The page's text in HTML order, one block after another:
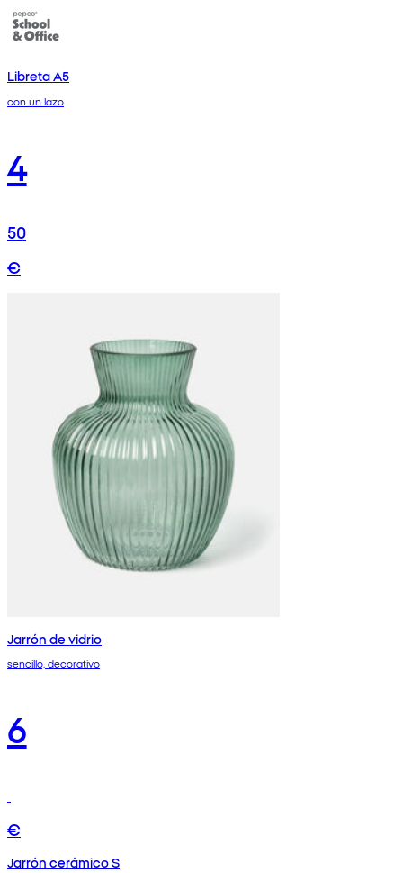
Libreta A5
con un lazo
4
50
€
Jarrón de vidrio
sencillo, decorativo
6
€
Jarrón cerámico S